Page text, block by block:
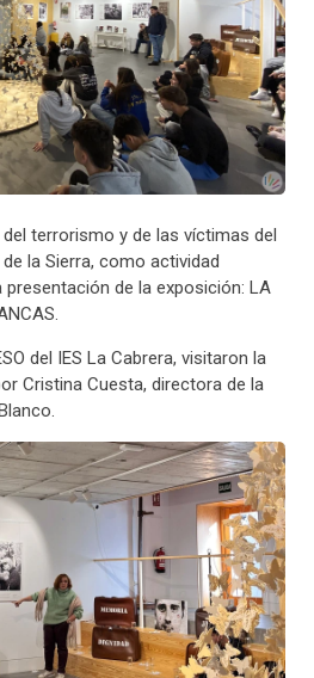
terrorismo y de las víctimas del
la Sierra, como actividad
presentación de la exposición: LA
del IES La Cabrera, visitaron la
Cristina Cuesta, directora de la